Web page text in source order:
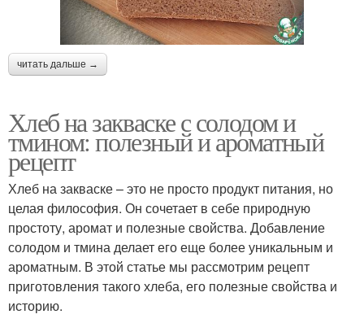
читать дальше →
Хлеб на закваске с солодом и
тмином: полезный и ароматный
рецепт
Хлеб на закваске – это не просто продукт питания, но
целая философия. Он сочетает в себе природную
простоту, аромат и полезные свойства. Добавление
солодом и тмина делает его еще более уникальным и
ароматным. В этой статье мы рассмотрим рецепт
приготовления такого хлеба, его полезные свойства и
историю.